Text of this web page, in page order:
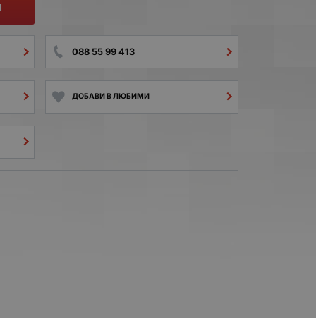
088 55 99 413
ДОБАВИ В ЛЮБИМИ